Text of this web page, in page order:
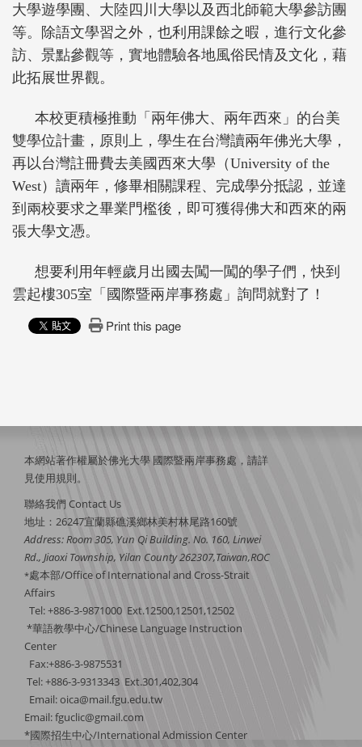
大學遊學團、大陸四川大學以及西北師範大學參訪團
等。除語文學習之外，也利用課餘之暇，進行文化參
訪、景點參觀等，實地體驗各地風俗民情及文化，藉
此拓展世界觀。
本校更積極推動「兩年佛大、兩年西來」的台美
雙學位計畫，原則上，學生在台灣讀兩年佛光大學，
再以台灣註冊費去美國西來大學（University of the
West）讀兩年，修畢相關課程、完成學分抵認，並達
到兩校要求之畢業門檻後，即可獲得佛大和西來的兩
張大學文憑。
想要利用年輕歲月出國去闖一闖的學子們，快到
雲起樓305室「國際暨兩岸事務處」詢問就對了！
Print this page
本網站著作權屬於佛光大學 國際暨兩岸事務處，請詳
見使用規則。
聯絡我們 Contact Us
地址：26247宜蘭縣礁溪鄉林美村林尾路160號
Address: Room 305, Yun Qi Building. No. 160, Linwei
Rd., Jiaoxi Township, Yilan County 262307,Taiwan,ROC
*處本部/Office of International and Cross-Strait
Affairs
Tel: +886-3-9871000 Ext.12500,12501,12502
*華語教學中心/Chinese Language Instruction
Center
Fax:+886-3-9875531
Tel: +886-3-9313343 Ext.301,402,304
Email:oica@mail.fgu.edu.tw
Email: fguclic@gmail.com
*國際招生中心/International Admission Center